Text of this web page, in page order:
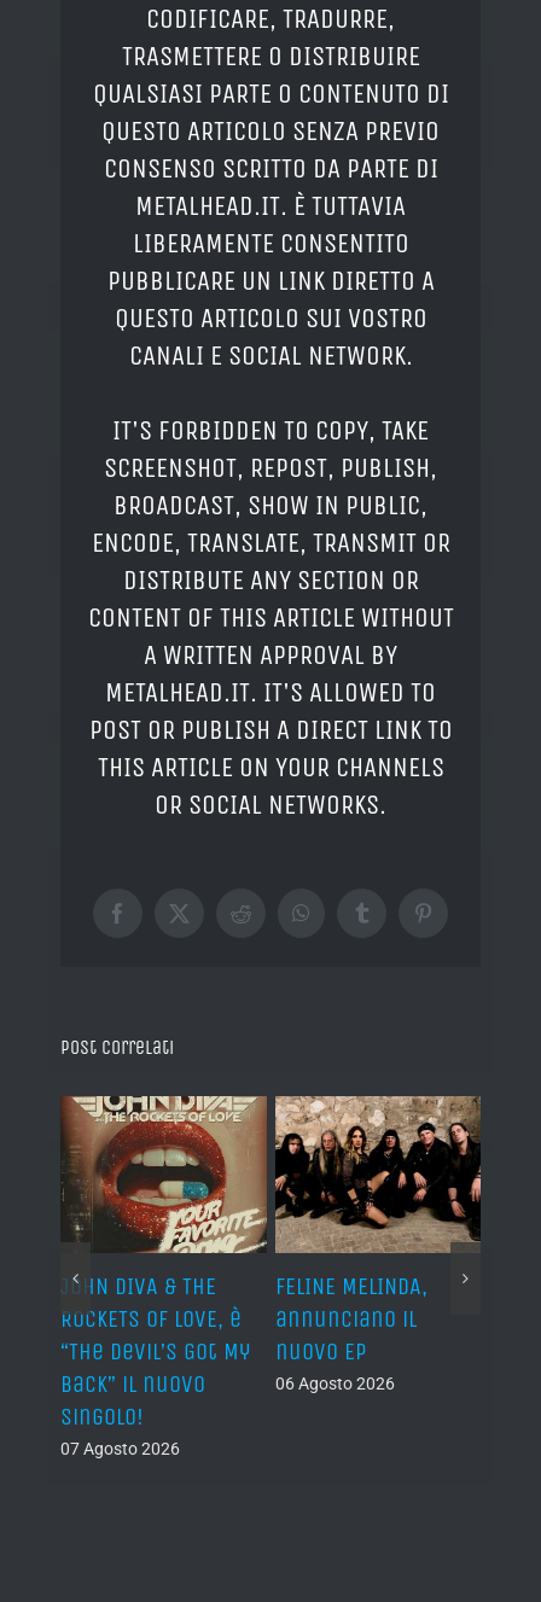
CODIFICARE, TRADURRE,
TRASMETTERE O DISTRIBUIRE
QUALSIASI PARTE O CONTENUTO DI
QUESTO ARTICOLO SENZA PREVIO
CONSENSO SCRITTO DA PARTE DI
METALHEAD.IT. È TUTTAVIA
LIBERAMENTE CONSENTITO
PUBBLICARE UN LINK DIRETTO A
QUESTO ARTICOLO SUI VOSTRO
CANALI E SOCIAL NETWORK.
IT'S FORBIDDEN TO COPY, TAKE
SCREENSHOT, REPOST, PUBLISH,
BROADCAST, SHOW IN PUBLIC,
ENCODE, TRANSLATE, TRANSMIT OR
DISTRIBUTE ANY SECTION OR
CONTENT OF THIS ARTICLE WITHOUT
A WRITTEN APPROVAL BY
METALHEAD.IT. IT'S ALLOWED TO
POST OR PUBLISH A DIRECT LINK TO
THIS ARTICLE ON YOUR CHANNELS
OR SOCIAL NETWORKS.
Facebook
X RedditWhatsAppTumblrPinterest
Post correlati
JOHN DIVA & THE
ROCKETS OF LOVE, è
“The Devil’s Got My
Back” il nuovo
singolo!
07 Agosto 2026
FELINE MELINDA,
annunciano il
nuovo EP
06 Agosto 2026